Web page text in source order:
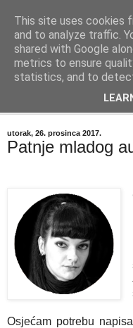
"Kvaka"
Časopis za književnost
utorak, 26. prosinca 2017.
Patnje mladog
Osjećam potrebu
This site uses cookies
and to analyze traffic.
shared with Google
metrics to ensure
statistics, and to